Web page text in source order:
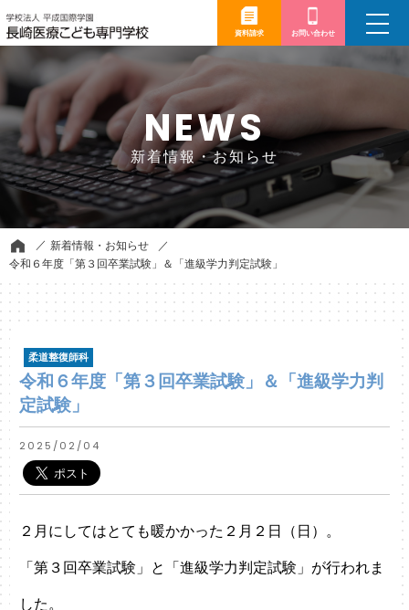
資料請求 お問い合わせ
toggle
NEWS
新着情報・お知らせ
新着情報・お知らせ
令和６年度「第３回卒業試験」＆「進級学力判定試験」
柔道整復師科
令和６年度「第３回卒業試験」＆「進級学力判
定試験」
2025/02/04
２月にしてはとても暖かかった２月２日（日）。
「第３回卒業試験」と「進級学力判定試験」が行われま
した。